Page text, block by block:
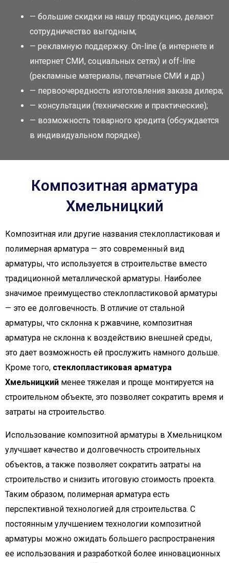
— большие скидки на нашу продукцию, делают
сотрудничество выгодным;
— рекламную поддержку. Оn-line (в интернете и
интернет СМИ, социальных сетях) и оff-line
(рекламные материалы, печатные СМИ и др.)
— первоочередность изготовления заказа дилера;
— консультации (технические и практические);
— возможность товарного кредита (обсуждается
в индивидуальном порядке).
Композитная арматура
Хмельницкий
Композитная или другие названия стеклопластиковая и
полимерная арматура — это современный вид
арматуры, что используется в строительстве вместо
традиционной металлической арматуры. Наиболее
значимое преимущество стеклопластиковой арматуры
— это ее долговечность. В отличие от стальной
арматуры, что склонна к ржавчине, композитная
арматура не склонна к воздействию внешней среды,
это дает возможность ей прослужить намного дольше.
Кроме того, стеклопластиковая арматура
Хмельницкий менее тяжелая и проще монтируется на
строительном объекте, это позволяет сократить время и
затраты на строительство.
Использование композитной арматуры в Хмельницком
улучшает качество и долговечность строительных
объектов, а также позволяет сократить затраты на
строительство и снизить итоговую стоимость проекта.
Таким образом, полимерная арматура есть
перспективной технологией для строительства. С
постоянным улучшением технологии композитной
арматуры можно ожидать большего распространения
ее использования и разработкой более инновационных